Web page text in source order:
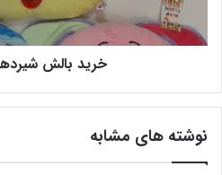
خرید بالش
نوشته های مشابه